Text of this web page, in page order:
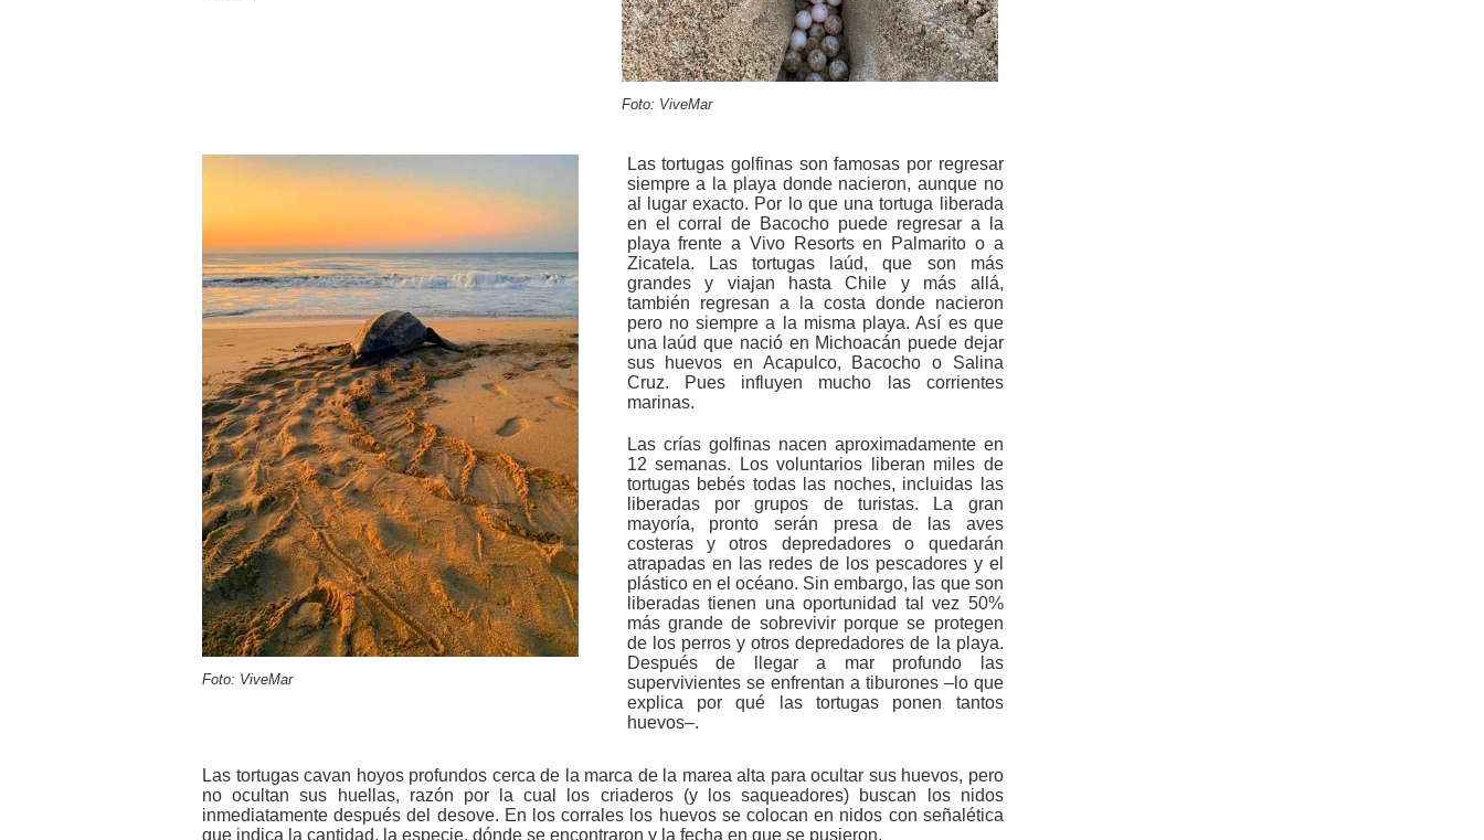
Foto: ViveMar
Las tortugas golfinas son famosas por regresar
siempre a la playa donde nacieron, aunque no
al lugar exacto. Por lo que una tortuga liberada
en el corral de Bacocho puede regresar a la
playa frente a Vivo Resorts en Palmarito o a
Zicatela. Las tortugas laúd, que son más
grandes y viajan hasta Chile y más allá,
también regresan a la costa donde nacieron
pero no siempre a la misma playa. Así es que
una laúd que nació en Michoacán puede dejar
sus huevos en Acapulco, Bacocho o Salina
Cruz. Pues influyen mucho las corrientes
marinas.
Las crías golfinas nacen aproximadamente en
12 semanas. Los voluntarios liberan miles de
tortugas bebés todas las noches, incluidas las
liberadas por grupos de turistas. La gran
mayoría, pronto serán presa de las aves
costeras y otros depredadores o quedarán
atrapadas en las redes de los pescadores y el
plástico en el océano. Sin embargo, las que son
liberadas tienen una oportunidad tal vez 50%
más grande de sobrevivir porque se protegen
de los perros y otros depredadores de la playa.
Después de llegar a mar profundo las
supervivientes se enfrentan a tiburones –lo que
explica por qué las tortugas ponen tantos
huevos–.
Foto: ViveMar
Las tortugas cavan hoyos profundos cerca de la marca de la marea alta para ocultar sus huevos, pero
no ocultan sus huellas, razón por la cual los criaderos (y los saqueadores) buscan los nidos
inmediatamente después del desove. En los corrales los huevos se colocan en nidos con señalética
que indica la cantidad, la especie, dónde se encontraron y la fecha en que se pusieron.